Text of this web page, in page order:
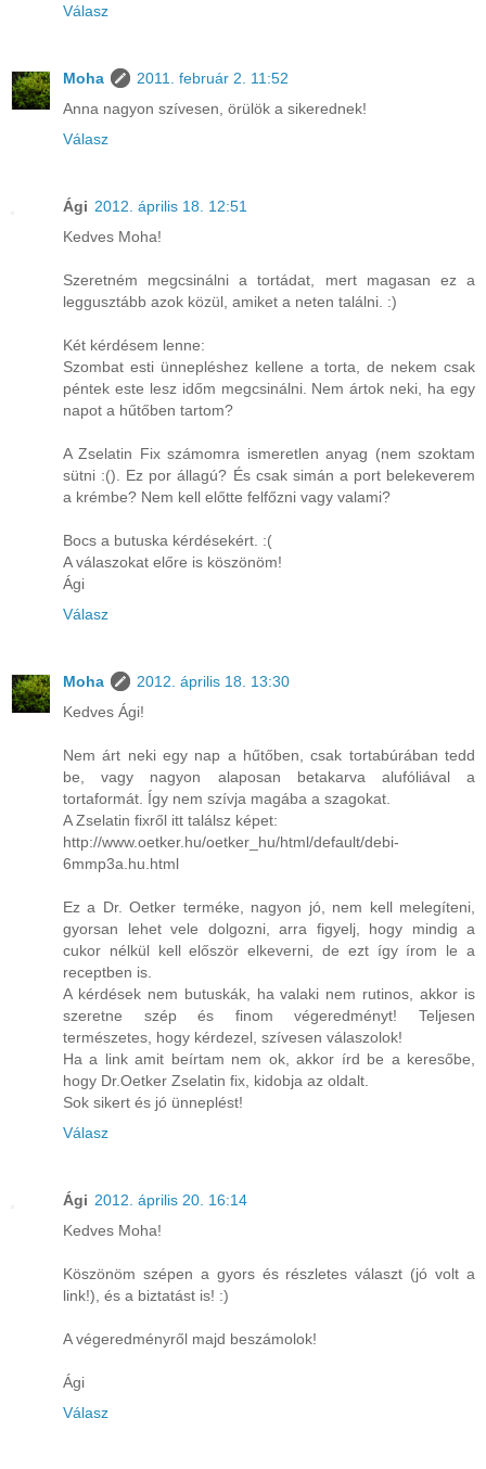
Válasz
Moha
2011. február 2. 11:52
Anna nagyon szívesen, örülök a sikerednek!
Válasz
Ági 2012. április 18. 12:51
Kedves Moha!
Szeretném megcsinálni a tortádat, mert magasan ez a
leggusztább azok közül, amiket a neten találni. :)
Két kérdésem lenne:
Szombat esti ünnepléshez kellene a torta, de nekem csak
péntek este lesz időm megcsinálni. Nem ártok neki, ha egy
napot a hűtőben tartom?
A Zselatin Fix számomra ismeretlen anyag (nem szoktam
sütni :(). Ez por állagú? És csak simán a port belekeverem
a krémbe? Nem kell előtte felfőzni vagy valami?
Bocs a butuska kérdésekért. :(
A válaszokat előre is köszönöm!
Ági
Válasz
Moha
2012. április 18. 13:30
Kedves Ági!
Nem árt neki egy nap a hűtőben, csak tortabúrában tedd
be, vagy nagyon alaposan betakarva alufóliával a
tortaformát. Így nem szívja magába a szagokat.
A Zselatin fixről itt találsz képet:
http://www.oetker.hu/oetker_hu/html/default/debi-
6mmp3a.hu.html
Ez a Dr. Oetker terméke, nagyon jó, nem kell melegíteni,
gyorsan lehet vele dolgozni, arra figyelj, hogy mindig a
cukor nélkül kell először elkeverni, de ezt így írom le a
receptben is.
A kérdések nem butuskák, ha valaki nem rutinos, akkor is
szeretne szép és finom végeredményt! Teljesen
természetes, hogy kérdezel, szívesen válaszolok!
Ha a link amit beírtam nem ok, akkor írd be a keresőbe,
hogy Dr.Oetker Zselatin fix, kidobja az oldalt.
Sok sikert és jó ünneplést!
Válasz
Ági 2012. április 20. 16:14
Kedves Moha!
Köszönöm szépen a gyors és részletes választ (jó volt a
link!), és a biztatást is! :)
A végeredményről majd beszámolok!
Ági
Válasz